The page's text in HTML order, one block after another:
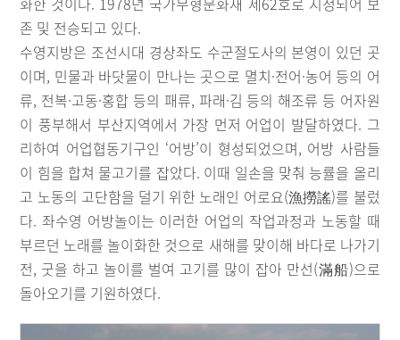
존 및 전승되고 있다.
수영지방은 조선시대 경상좌도 수군절도사의 본영이 있던 곳
이며, 민물과 바닷물이 만나는 곳으로 멸치·전어·농어 등의 어
류, 전복·고동·홍합 등의 패류, 파래·김 등의 해조류 등 어자원
이 풍부해서 부산지역에서 가장 먼저 어업이 발달하였다. 그
리하여 어업협동기구인 ‘어방’이 형성되었으며, 어방 사람들
이 힘을 합쳐 물고기를 잡았다. 이때 일손을 맞춰 능률을 올리
고 노동의 고단함을 덜기 위한 노래인 어로요(漁撈謠)를 불렀
다. 좌수영 어방놀이는 이러한 어업의 작업과정과 노동할 때
부르던 노래를 놀이화한 것으로 새해를 맞이해 바다로 나가기
전, 굿을 하고 놀이를 벌여 고기를 많이 잡아 만선(滿船)으로
돌아오기를 기원하였다.